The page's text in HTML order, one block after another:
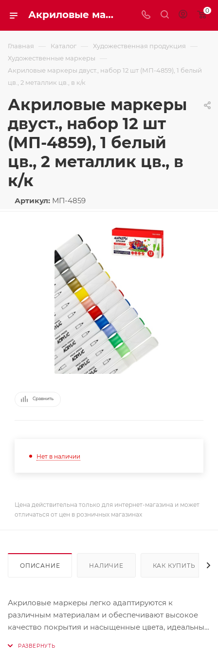
Акриловые маркеры двуст., набор 12 шт (МП-4859), 1 белый цв., 2 металлик цв., в к/к 0
Главная — Каталог — Художественная продукция —
Художественные маркеры —
Акриловые маркеры двуст., набор 12 шт (МП-4859), 1 белый
цв., 2 металлик цв., в к/к
Акриловые маркеры
двуст., набор 12 шт
(МП-4859), 1 белый
цв., 2 металлик цв., в
к/к
Артикул: МП-4859
Сравнить
Нет в наличии
Цена действительна только для интернет-магазина и может
отличаться от цен в розничных магазинах
ОПИСАНИЕ НАЛИЧИЕ КАК КУПИТЬ
Акриловые маркеры легко адаптируются к
различным материалам и обеспечивают высокое
качество покрытия и насыщенные цвета, идеальны